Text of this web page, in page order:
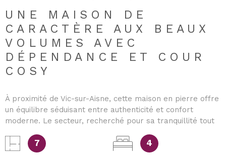
UNE MAISON DE
CARACTÈRE AUX BEAUX
VOLUMES AVEC
DÉPENDANCE ET COUR
COSY
À proximité de Vic-sur-Aisne, cette maison en pierre offre
un équilibre séduisant entre authenticité et confort
moderne. Le secteur, recherché pour sa tranquillité tout
une vie de famille ou un projet mêlant habitation et
activité. Derrière sa façade pleine de caractère, la
7 4